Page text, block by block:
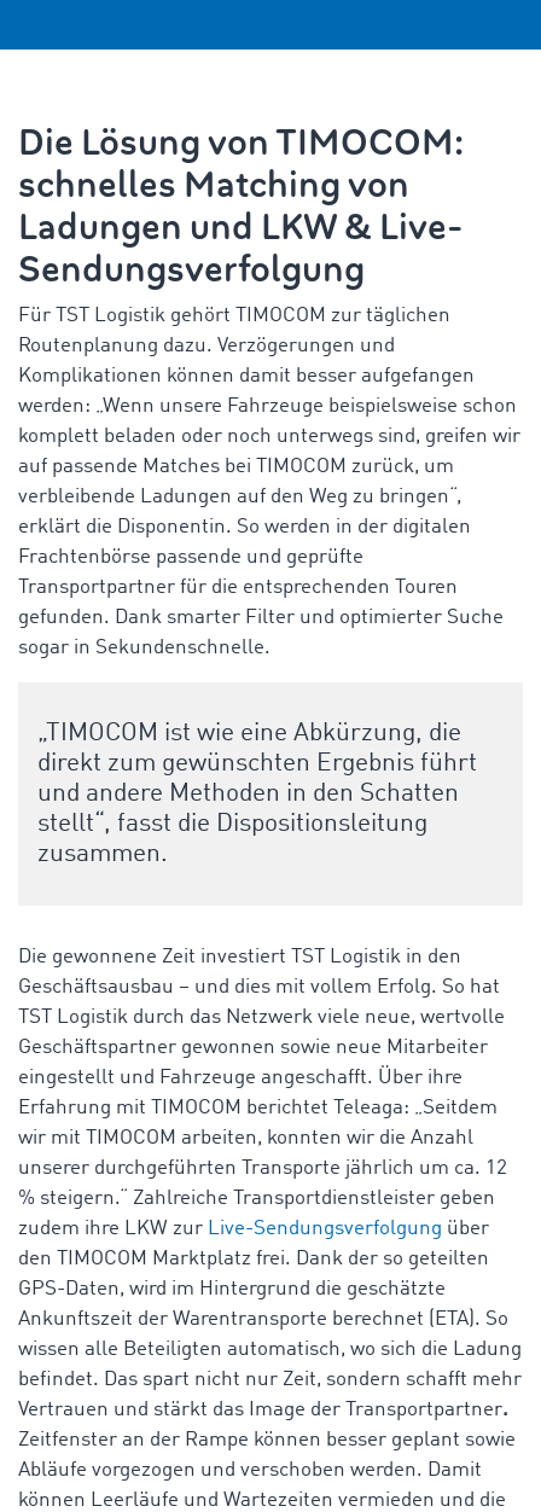
Die Lösung von TIMOCOM:
schnelles Matching von
Ladungen und LKW & Live-
Sendungsverfolgung
Für TST Logistik gehört TIMOCOM zur täglichen
Routenplanung dazu. Verzögerungen und
Komplikationen können damit besser aufgefangen
werden: „Wenn unsere Fahrzeuge beispielsweise schon
komplett beladen oder noch unterwegs sind, greifen wir
auf passende Matches bei TIMOCOM zurück, um
verbleibende Ladungen auf den Weg zu bringen“,
erklärt die Disponentin. So werden in der digitalen
Frachtenbörse passende und geprüfte
Transportpartner für die entsprechenden Touren
gefunden. Dank smarter Filter und optimierter Suche
sogar in Sekundenschnelle.
„TIMOCOM ist wie eine Abkürzung, die
direkt zum gewünschten Ergebnis führt
und andere Methoden in den Schatten
stellt“, fasst die Dispositionsleitung
zusammen.
Die gewonnene Zeit investiert TST Logistik in den
Geschäftsausbau – und dies mit vollem Erfolg. So hat
TST Logistik durch das Netzwerk viele neue, wertvolle
Geschäftspartner gewonnen sowie neue Mitarbeiter
eingestellt und Fahrzeuge angeschafft. Über ihre
Erfahrung mit TIMOCOM berichtet Teleaga: „Seitdem
wir mit TIMOCOM arbeiten, konnten wir die Anzahl
unserer durchgeführten Transporte jährlich um ca. 12
% steigern.“ Zahlreiche Transportdienstleister geben
zudem ihre LKW zur Live-Sendungsverfolgung über
den TIMOCOM Marktplatz frei. Dank der so geteilten
GPS-Daten, wird im Hintergrund die geschätzte
Ankunftszeit der Warentransporte berechnet (ETA). So
wissen alle Beteiligten automatisch, wo sich die Ladung
befindet. Das spart nicht nur Zeit, sondern schafft mehr
Vertrauen und stärkt das Image der Transportpartner.
Zeitfenster an der Rampe können besser geplant sowie
Abläufe vorgezogen und verschoben werden. Damit
können Leerläufe und Wartezeiten vermieden und die